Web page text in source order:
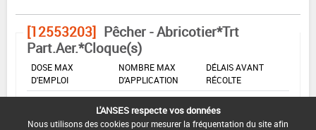
[12553203] Pêcher - Abricotier*Trt
Part.Aer.*Cloque(s)
DOSE MAX
D'EMPLOI
NOMBRE MAX
D'APPLICATION
DÉLAIS AVANT
RÉCOLTE
-
L'ANSES respecte vos données
Nous utilisons des cookies pour mesurer la fréquentation du site afin